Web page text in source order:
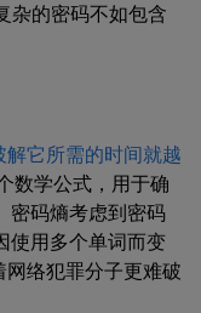
杂的密码不如包含
它所需的时间就越
数学公式，用于确
密码熵考虑到密码
使用多个单词而变
络犯罪分子更难破